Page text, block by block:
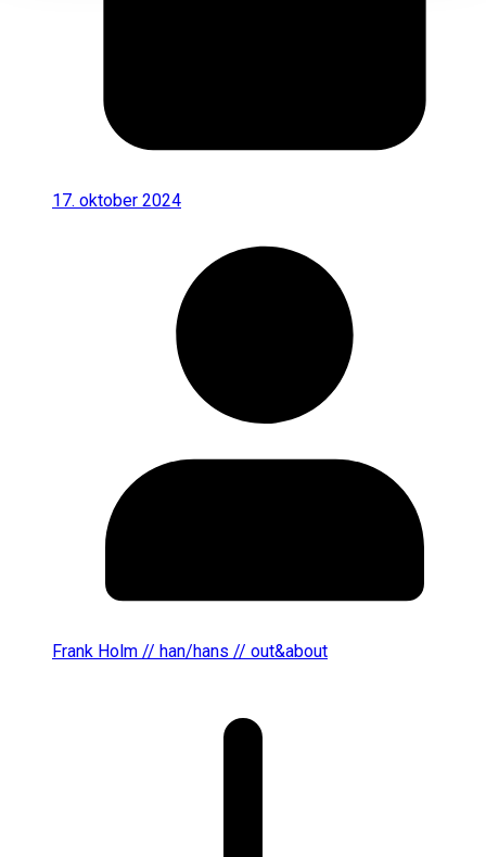
17. oktober 2024
Frank Holm // han/hans // out&about